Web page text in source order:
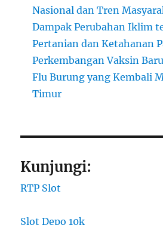
Nasional dan Tren
Dampak Perubahan Iklim
Pertanian dan Ketahanan
Perkembangan Vaksin
Flu Burung yang Kembali
Timur
Kunjungi:
RTP Slot
Slot Depo 10k